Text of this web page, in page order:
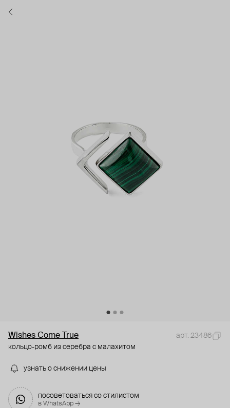
Wishes Come True
арт. 23486
кольцо-ромб из серебра с малахитом
узнать о снижении цены
посоветоваться со стилистом
в WhatsApp →